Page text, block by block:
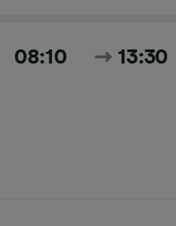
08:10 13:30